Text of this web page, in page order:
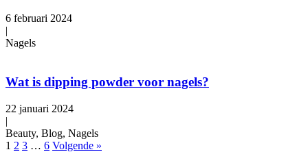
6 februari 2024
|
Nagels
Wat is dipping powder voor nagels?
22 januari 2024
|
Beauty, Blog, Nagels
1 2 3 … 6 Volgende »